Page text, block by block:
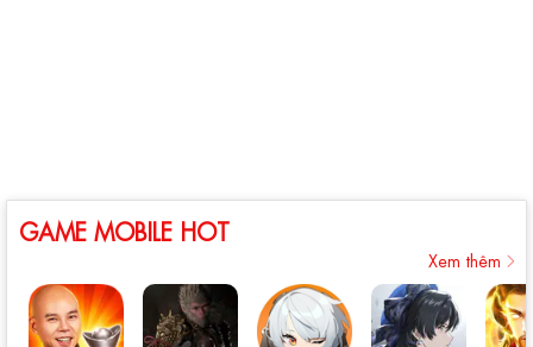
GAME MOBILE HOT
Xem thêm